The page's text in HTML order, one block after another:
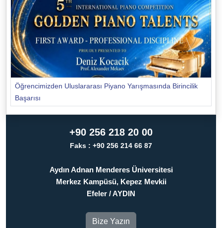
Öğrencimizden Uluslararası Piyano Yarışmasında Birincilik
Başarısı
+90 256 218 20 00
Faks : +90 256 214 66 87
Aydın Adnan Menderes Üniversitesi
Merkez Kampüsü, Kepez Mevkii
Efeler / AYDIN
Bize Yazın